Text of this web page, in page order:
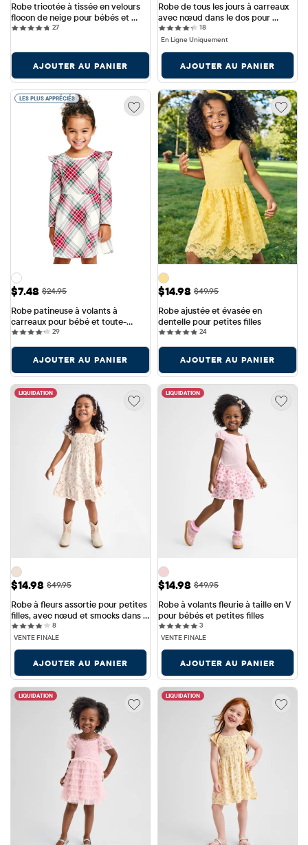
Robe tricotée à tissée en velours
flocon de neige pour bébés et
petites filles
2727 reviews
AJOUTER AU PANIER
Robe de tous les jours à carreaux
avec nœud dans le dos pour
bébés et petites filles
1818 reviews
En Ligne Uniquement
AJOUTER AU PANIER
LES PLUS APPRÉCIÉS
Prix ​​de vente: $7.48
$7.48 Prix ​​d'origine: $24.95
$24.95
Robe patineuse à volants à
carreaux pour bébé et toute-
petite fille 2929 reviews
AJOUTER AU PANIER
Prix ​​de vente: $14.98
$14.98 Prix ​​d'origine: $49.95
$49.95
Robe ajustée et évasée en
dentelle pour petites filles
2424 reviews
AJOUTER AU PANIER
LIQUIDATION
Prix ​​de vente: $14.98
$14.98 Prix ​​d'origine: $49.95
$49.95
Robe à fleurs assortie pour petites
filles, avec nœud et smocks dans
le dos.
88 reviews
VENTE FINALE
AJOUTER AU PANIER
LIQUIDATION
Prix ​​de vente: $14.98
$14.98 Prix ​​d'origine: $49.95
$49.95
Robe à volants fleurie à taille en V
pour bébés et petites filles
33 reviews
VENTE FINALE
AJOUTER AU PANIER
LIQUIDATION LIQUIDATION